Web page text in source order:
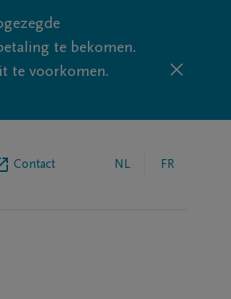
te bekomen.
te voorkomen.
Contact NL FR